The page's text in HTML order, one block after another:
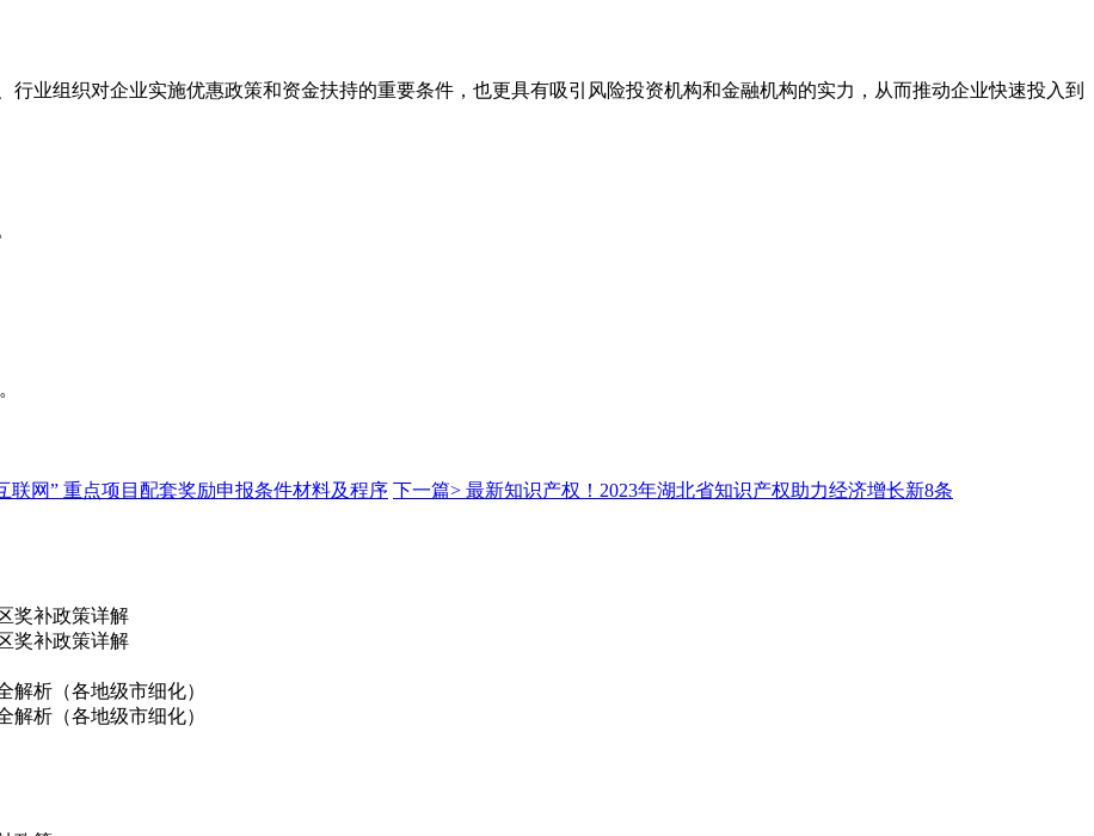
业组织对企业实施优惠政策和资金扶持的重要条件，也更具有吸引风险投资机构和金融机构的实力，从而推动企业快速投入到
联网” 重点项目配套奖励申报条件材料及程序 下一篇> 最新知识产权！2023年湖北省知识产权助力经济增长新8条
奖补政策详解
奖补政策详解
析（各地级市细化）
析（各地级市细化）